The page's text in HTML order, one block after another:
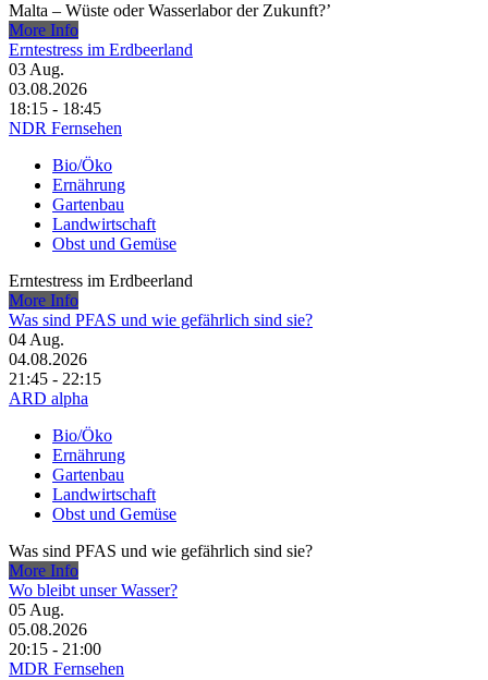
Malta – Wüste oder Wasserlabor der Zukunft?’
More Info
Erntestress im Erdbeerland
03 Aug.
03.08.2026
18:15 - 18:45
NDR Fernsehen
Bio/Öko
Ernährung
Gartenbau
Landwirtschaft
Obst und Gemüse
Erntestress im Erdbeerland
More Info
Was sind PFAS und wie gefährlich sind sie?
04 Aug.
04.08.2026
21:45 - 22:15
ARD alpha
Bio/Öko
Ernährung
Gartenbau
Landwirtschaft
Obst und Gemüse
Was sind PFAS und wie gefährlich sind sie?
More Info
Wo bleibt unser Wasser?
05 Aug.
05.08.2026
20:15 - 21:00
MDR Fernsehen